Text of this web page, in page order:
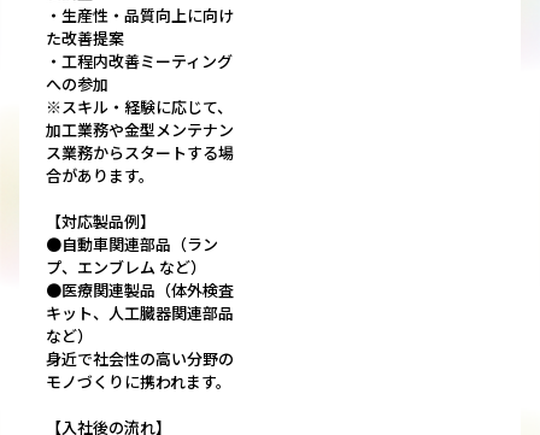
・生産性・品質向上に向け
た改善提案
・工程内改善ミーティング
への参加
※スキル・経験に応じて、
加工業務や金型メンテナン
ス業務からスタートする場
合があります。
【対応製品例】
●自動車関連部品（ラン
プ、エンブレム など）
●医療関連製品（体外検査
キット、人工臓器関連部品
など）
身近で社会性の高い分野の
モノづくりに携われます。
【入社後の流れ】